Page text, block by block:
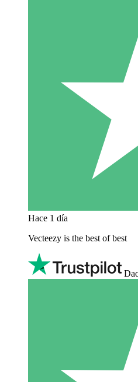
Hace 1 día
Vecteezy is the best of best